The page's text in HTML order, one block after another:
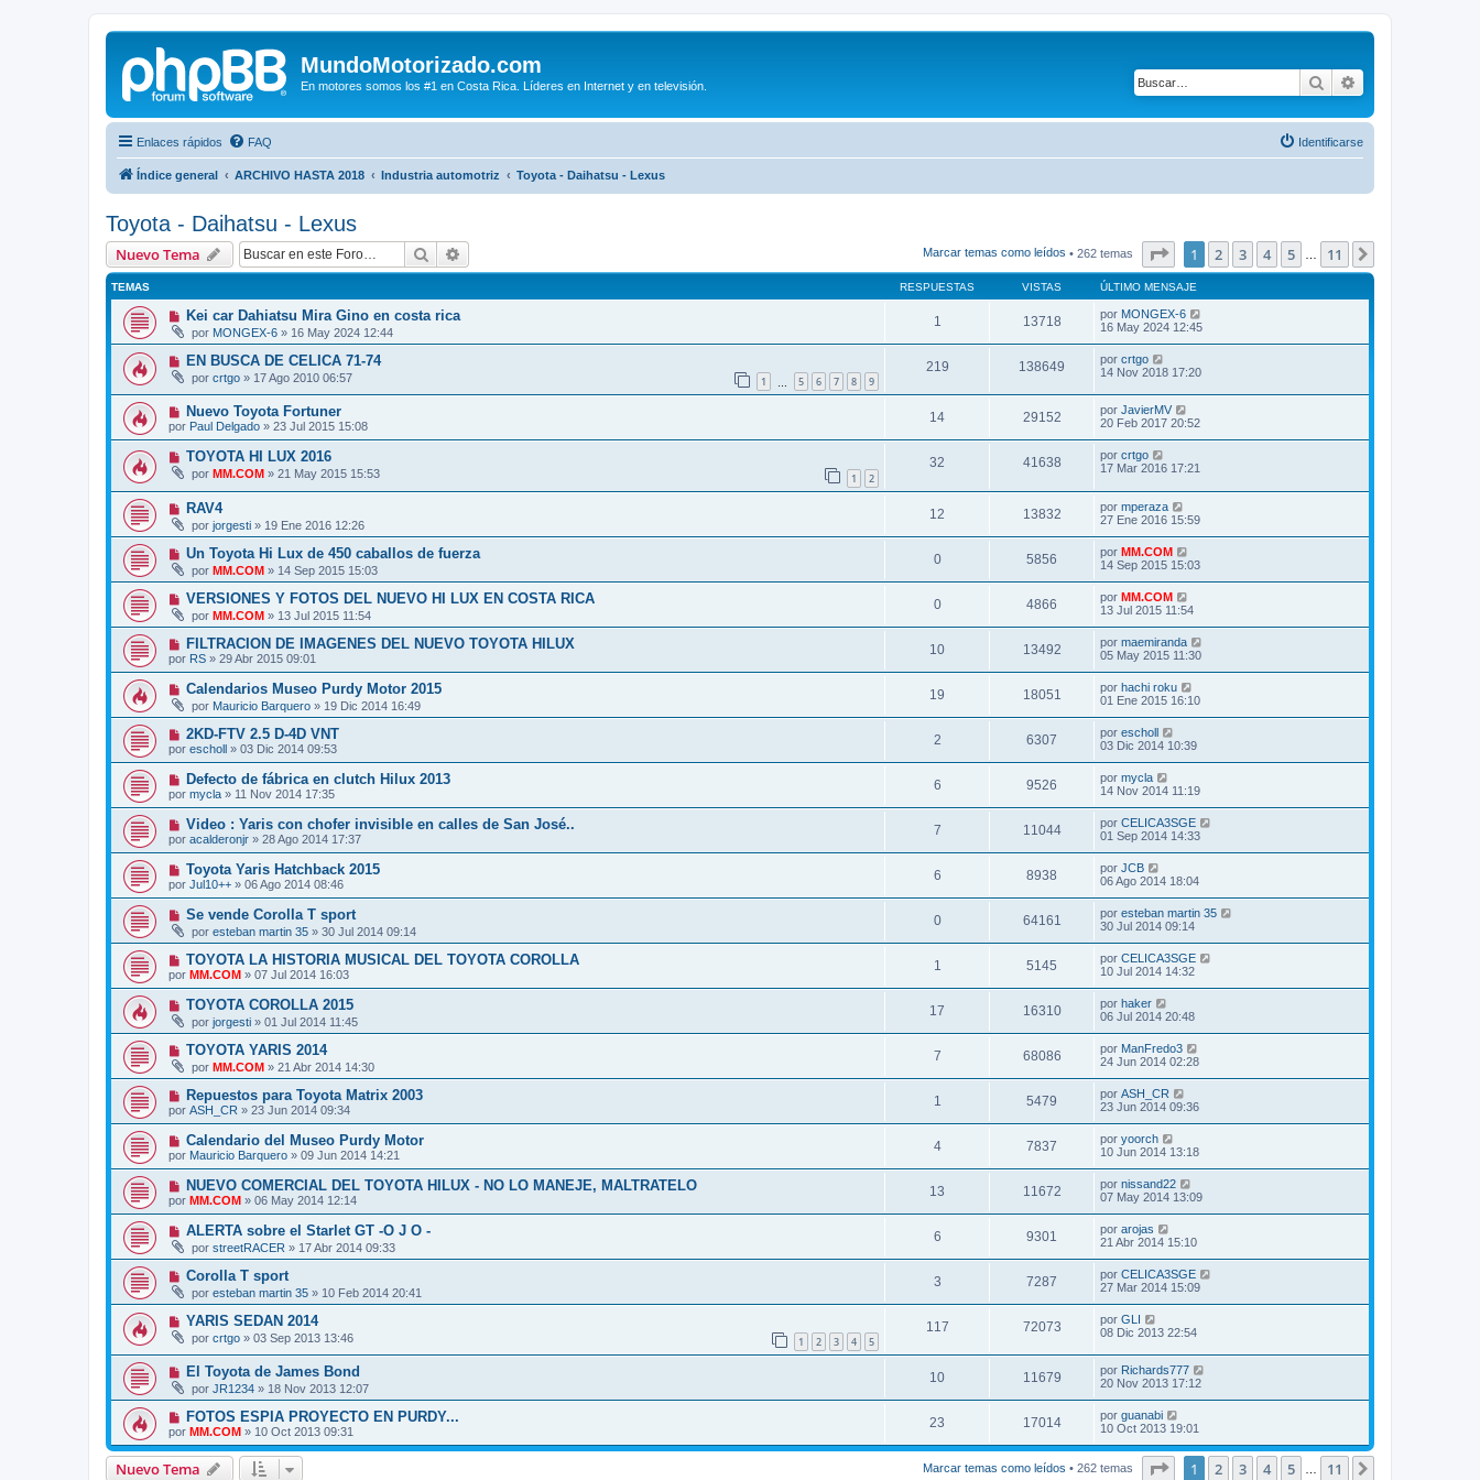
MundoMotorizado.com
En motores somos los #1 en Costa Rica. Líderes en Internet y en televisión. Buscar
Enlaces rápidos FAQ Identificarse
Índice general ARCHIVO HASTA 2018 Industria automotriz Toyota - Daihatsu - Lexus
Toyota - Daihatsu - Lexus
Nuevo Tema Buscar Marcar temas como leídos • 262 temas Página1 de 11
1 2 3 4 5 11
TEMAS RESPUESTAS VISTAS ÚLTIMO MENSAJE
Kei car Dahiatsu Mira Gino en costa rica
por MONGEX-6 » 16 May 2024 12:44
1 13718 por MONGEX-6
16 May 2024 12:45
EN BUSCA DE CELICA 71-74
por crtgo » 17 Ago 2010 06:57 1 5 6 7 8 9
219 138649 por crtgo
14 Nov 2018 17:20
Nuevo Toyota Fortuner
por Paul Delgado » 23 Jul 2015 15:08
14 29152 por JavierMV
20 Feb 2017 20:52
TOYOTA HI LUX 2016
por MM.COM » 21 May 2015 15:53 1 2
32 41638 por crtgo
17 Mar 2016 17:21
RAV4
por jorgesti » 19 Ene 2016 12:26
12 13832 por mperaza
27 Ene 2016 15:59
Un Toyota Hi Lux de 450 caballos de fuerza
por MM.COM » 14 Sep 2015 15:03
0 5856 por MM.COM
14 Sep 2015 15:03
VERSIONES Y FOTOS DEL NUEVO HI LUX EN COSTA RICA
por MM.COM » 13 Jul 2015 11:54
0 4866 por MM.COM
13 Jul 2015 11:54
FILTRACION DE IMAGENES DEL NUEVO TOYOTA HILUX
por RS » 29 Abr 2015 09:01
10 13492 por maemiranda
05 May 2015 11:30
Calendarios Museo Purdy Motor 2015
por Mauricio Barquero » 19 Dic 2014 16:49
19 18051 por hachi roku
01 Ene 2015 16:10
2KD-FTV 2.5 D-4D VNT
por escholl » 03 Dic 2014 09:53
2 6307 por escholl
03 Dic 2014 10:39
Defecto de fábrica en clutch Hilux 2013
por mycla » 11 Nov 2014 17:35
6 9526 por mycla
14 Nov 2014 11:19
Video : Yaris con chofer invisible en calles de San José..
por acalderonjr » 28 Ago 2014 17:37
7 11044 por CELICA3SGE
01 Sep 2014 14:33
Toyota Yaris Hatchback 2015
por Jul10++ » 06 Ago 2014 08:46
6 8938 por JCB
06 Ago 2014 18:04
Se vende Corolla T sport
por esteban martin 35 » 30 Jul 2014 09:14
0 64161 por esteban martin 35
30 Jul 2014 09:14
TOYOTA LA HISTORIA MUSICAL DEL TOYOTA COROLLA
por MM.COM » 07 Jul 2014 16:03
1 5145 por CELICA3SGE
10 Jul 2014 14:32
TOYOTA COROLLA 2015
por jorgesti » 01 Jul 2014 11:45
17 16310 por haker
06 Jul 2014 20:48
TOYOTA YARIS 2014
por MM.COM » 21 Abr 2014 14:30
7 68086 por ManFredo3
24 Jun 2014 02:28
Repuestos para Toyota Matrix 2003
por ASH_CR » 23 Jun 2014 09:34
1 5479 por ASH_CR
23 Jun 2014 09:36
Calendario del Museo Purdy Motor
por Mauricio Barquero » 09 Jun 2014 14:21
4 7837 por yoorch
10 Jun 2014 13:18
NUEVO COMERCIAL DEL TOYOTA HILUX - NO LO MANEJE, MALTRATELO
por MM.COM » 06 May 2014 12:14
13 11672 por nissand22
07 May 2014 13:09
ALERTA sobre el Starlet GT -O J O -
por streetRACER » 17 Abr 2014 09:33
6 9301 por arojas
21 Abr 2014 15:10
Corolla T sport
por esteban martin 35 » 10 Feb 2014 20:41
3 7287 por CELICA3SGE
27 Mar 2014 15:09
YARIS SEDAN 2014
por crtgo » 03 Sep 2013 13:46 1 2 3 4 5
117 72073 por GLI
08 Dic 2013 22:54
El Toyota de James Bond
por JR1234 » 18 Nov 2013 12:07
10 11679 por Richards777
20 Nov 2013 17:12
FOTOS ESPIA PROYECTO EN PURDY...
por MM.COM » 10 Oct 2013 09:31
23 17014 por guanabi
10 Oct 2013 19:01
Nuevo Tema Marcar temas como leídos • 262 temas Página1 de 11
1 2 3 4 5 … 11